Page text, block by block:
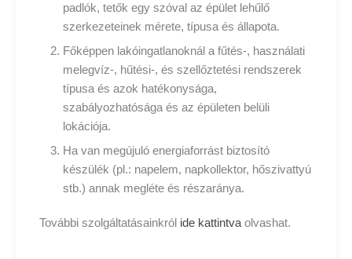
padlók, tetők egy szóval az épület lehűlő
szerkezeteinek mérete, típusa és állapota.
Főképpen lakóingatlanoknál a fűtés-, használati
melegvíz-, hűtési-, és szellőztetési rendszerek
típusa és azok hatékonysága,
szabályozhatósága és az épületen belüli
lokációja.
Ha van megújuló energiaforrást biztosító
készülék (pl.: napelem, napkollektor, hőszivattyú
stb.) annak megléte és részaránya.
További szolgáltatásainkról ide kattintvaolvashat.